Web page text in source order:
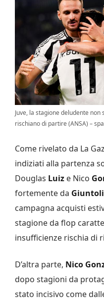
Juve, la stagione deludente
rischiano di partire (ANSA) –
Come rivelato da La
indiziati alla partenza
Douglas Luiz e Nico
fortemente da Giuntoli
campagna acquisti
stagione da flop
insufficienze rischia di
D’altra parte, Nico
dopo stagioni da
stato incisivo come